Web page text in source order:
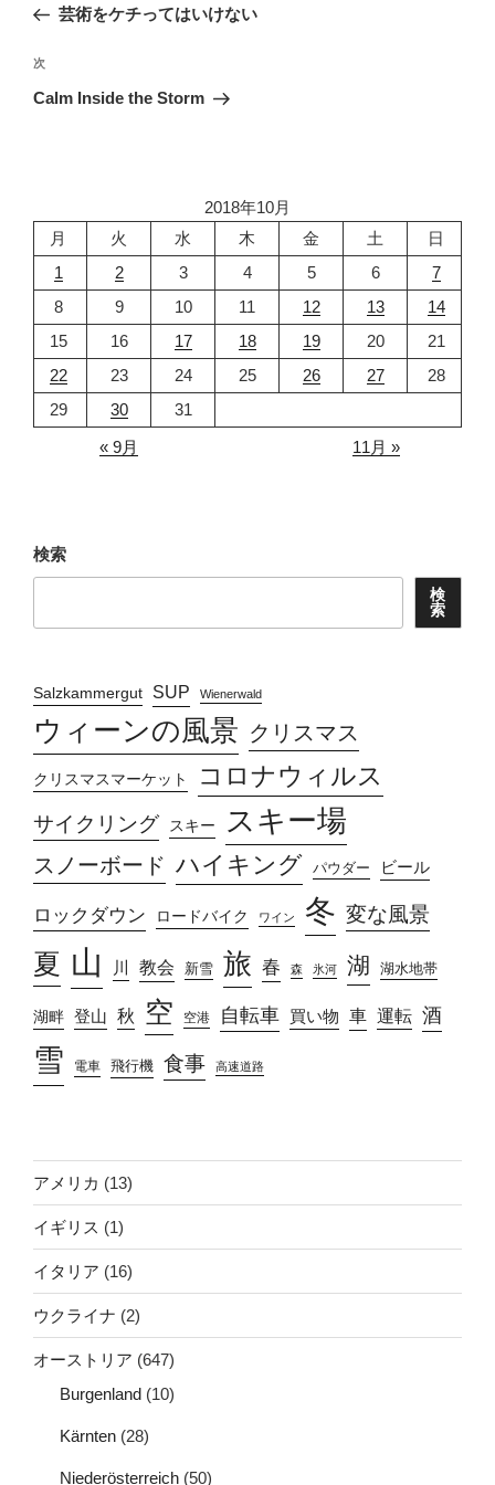
ナ
ビ
ゲ
ン
の
稿
芸術をケチってはいけない
次
の
次
Calm Inside the Storm
2018年10月
月
火 水 木 金 土
日
1
2 3 4 5 6
7
8
9 10 11 12 13
14
15
16 17 18 19 20
21
22
23 24 25 26 27
28
29
30
31
« 9月
11月 »
検索
検
索
Salzkammergut SUP Wienerwald
ウィーンの風景 クリスマス
クリスマスマーケット コロナウィルス
サイクリング スキー スキー場
スノーボード ハイキング パウダー ビール
ロックダウン ロードバイク ワイン 冬 変な風景
夏 山 川 教会 新雪 旅 春 森 氷河 湖 湖水地帯
湖畔 登山 秋 空 空港 自転車 買い物 車 運転 酒
雪 電車 飛行機 食事 高速道路
アメリカ (13)
イギリス (1)
イタリア (16)
ウクライナ (2)
オーストリア (647)
Burgenland (10)
Kärnten (28)
Niederösterreich (50)